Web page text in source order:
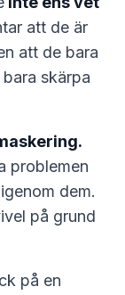
att de är
att de bara
skärpa
problemen
dem.
på grund
på en